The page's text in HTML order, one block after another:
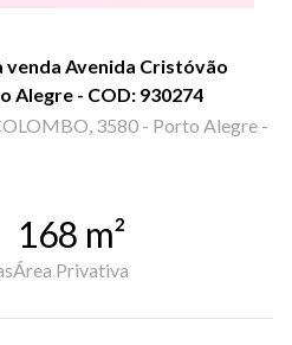
Avenida Cristóvão
Alegre - COD: 930274
3580 - Porto Alegre -
168 m²
Área Privativa